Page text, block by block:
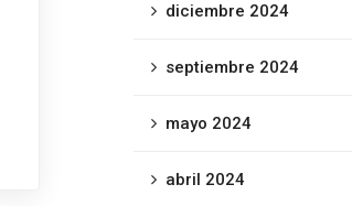
diciembre 2024
septiembre 2024
mayo 2024
abril 2024